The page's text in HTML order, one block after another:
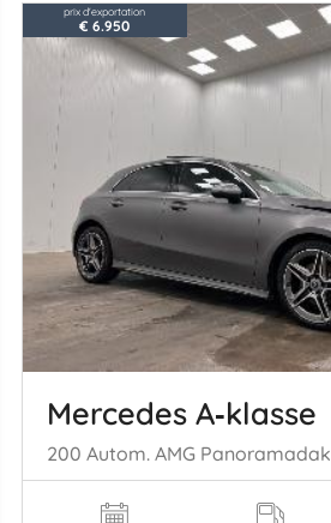
prix d'exportation
€ 6.950
Mercedes A‑klasse
200 Autom. AMG